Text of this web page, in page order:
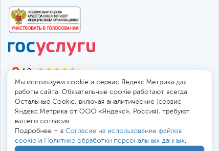
194017, Россия, Санкт-Петербург, пр. Тореза 72
Безопасная работа черезSSL-соединение
Мы используем cookie и сервис Яндекс.Метрика для
работы сайта. Обязательные cookie работают всегда.
Остальные Сookie, включая аналитические (сервис
Яндекс.Метрика от ООО «Яндекс», Россия), требуют
вашего согласия.
Подробнее – в Согласие на использование файлов
cookie и Политике обработки персональных данных.